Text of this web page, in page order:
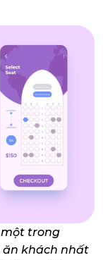
trong
ăn khách nhất